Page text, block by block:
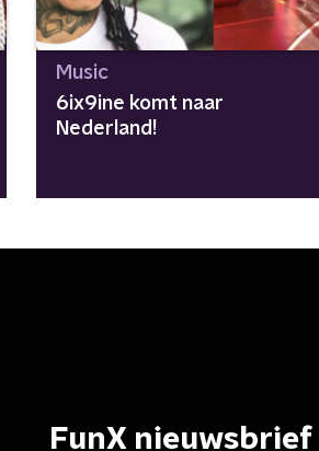
Music
6ix9ine komt naar
Nederland!
FunX nieuwsbrief